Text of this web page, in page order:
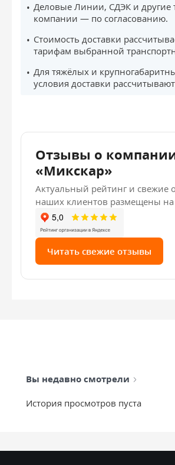
Деловые Линии, СДЭК и другие
компании — по согласованию.
Стоимость доставки
тарифам выбранной
Для тяжёлых и
условия доставки
Отзывы о
«Микскар»
Актуальный рейтинг и свежие
наших клиентов размещены на
Читать свежие отзывы
Вы недавно смотрели
История просмотров пуста